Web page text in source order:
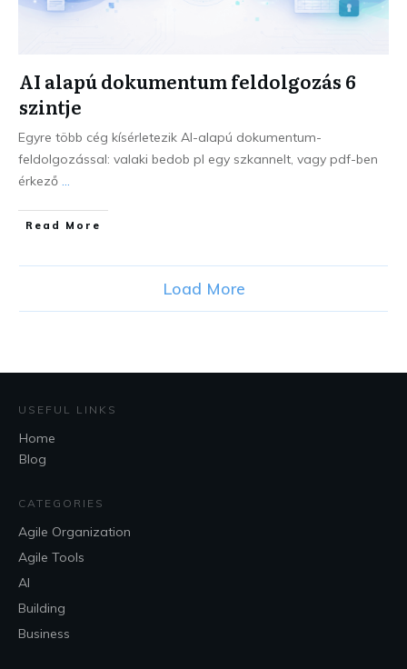
AI alapú dokumentum feldolgozás 6
szintje
Egyre több cég kísérletezik AI-alapú dokumentum-
feldolgozással: valaki bedob pl egy szkannelt, vagy pdf-ben
érkező ...
Read More
Load More
USEFUL LINKS
Home
Blog
CATEGORIES
Agile Organization
Agile Tools
AI
Building
Business